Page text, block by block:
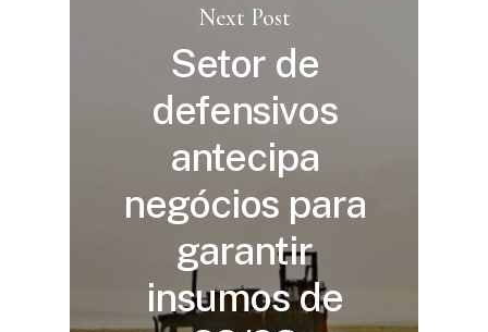
Next Post
Setor de
defensivos
antecipa
negócios para
garantir
insumos de